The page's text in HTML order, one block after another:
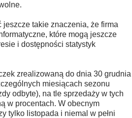
takie znaczenia, że firma
które mogą jeszcze
i dostępności statystyk
zrealizowaną do dnia 30 grudnia
miesiącach sezonu
odbyte), na tle sprzedaży w tych
w procentach. W obecnym
tylko listopada i niemal w pełni